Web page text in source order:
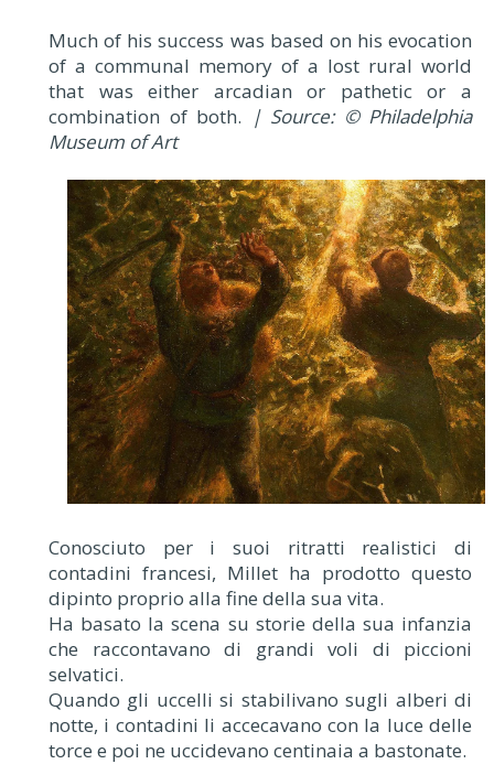
Much of his success was based on his evocation
of a communal memory of a lost rural world
that was either arcadian or pathetic or a
combination of both.
| Source: © Philadelphia
Museum of Art
Conosciuto per i suoi ritratti realistici di
contadini francesi, Millet ha prodotto questo
dipinto proprio alla fine della sua vita.
Ha basato la scena su storie della sua infanzia
che raccontavano di grandi voli di piccioni
selvatici.
Quando gli uccelli si stabilivano sugli alberi di
notte, i contadini li accecavano con la luce delle
torce e poi ne uccidevano centinaia a bastonate.